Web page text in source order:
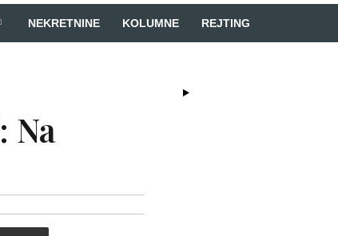
NEKRETNINE KOLUMNE REJTING
Na